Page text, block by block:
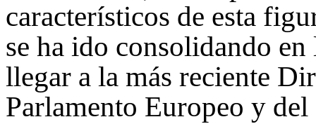
característicos de esta
se ha ido consolidando
llegar a la más reciente
Parlamento Europeo y